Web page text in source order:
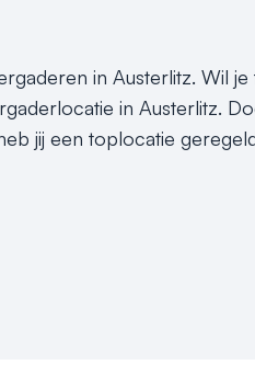
in Austerlitz. Wil
in Austerlitz.
jij een toplocatie